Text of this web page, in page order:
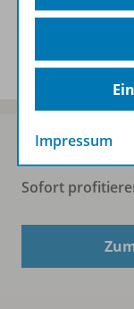
Sofort
Impressum